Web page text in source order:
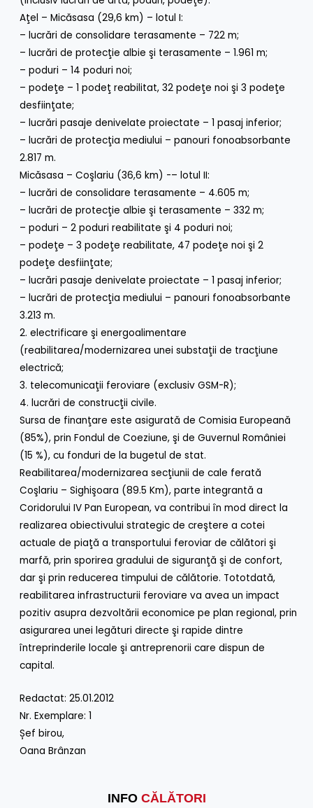
INFO CĂLĂTORI
Aţel – Micăsasa (29,6 km) – lotul I:
– lucrări de consolidare terasamente – 722 m;
– lucrări de protecţie albie şi terasamente – 1.961 m;
– poduri – 14 poduri noi;
– podeţe – 1 podeţ reabilitat, 32 podeţe noi şi 3 podeţe
desfiinţate;
– lucrări pasaje denivelate proiectate – 1 pasaj inferior;
– lucrări de protecţia mediului – panouri fonoabsorbante
2.817 m.
Micăsasa – Coşlariu (36,6 km) -– lotul II:
– lucrări de consolidare terasamente – 4.605 m;
– lucrări de protecţie albie şi terasamente – 332 m;
– poduri – 2 poduri reabilitate şi 4 poduri noi;
– podeţe – 3 podeţe reabilitate, 47 podeţe noi şi 2
podeţe desfiinţate;
– lucrări pasaje denivelate proiectate – 1 pasaj inferior;
– lucrări de protecţia mediului – panouri fonoabsorbante
3.213 m.
2. electrificare şi energoalimentare
(reabilitarea/modernizarea unei substaţii de tracţiune
electrică;
3. telecomunicaţii feroviare (exclusiv GSM-R);
4. lucrări de construcţii civile.
Sursa de finanţare este asigurată de Comisia Europeană
(85%), prin Fondul de Coeziune, şi de Guvernul României
(15 %), cu fonduri de la bugetul de stat.
Reabilitarea/modernizarea secţiunii de cale ferată
Coşlariu – Sighişoara (89.5 Km), parte integrantă a
Coridorului IV Pan European, va contribui în mod direct la
realizarea obiectivului strategic de creştere a cotei
actuale de piaţă a transportului feroviar de călători şi
marfă, prin sporirea gradului de siguranţă şi de confort,
dar şi prin reducerea timpului de călătorie. Tototdată,
reabilitarea infrastructurii feroviare va avea un impact
pozitiv asupra dezvoltării economice pe plan regional, prin
asigurarea unei legături directe şi rapide dintre
întreprinderile locale şi antreprenorii care dispun de
capital.
Redactat: 25.01.2012
Nr. Exemplare: 1
Șef birou,
Oana Brânzan